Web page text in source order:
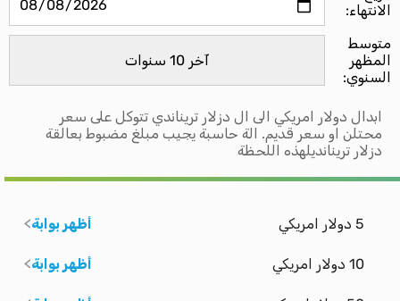
الانتهاء:
متوسط ​​
المظهر
السنوي:
ابدال دولار امريكي الى ال دزلار تريناندي تتوكل على سعر
محتلن او سعر قديم. الة حاسبة يجيب مبلغ مضبوط بعالقة
دزلار ترينانديلهذه اللحظة
5 دولار امريكي أظهر بوابة
10 دولار امريكي أظهر بوابة